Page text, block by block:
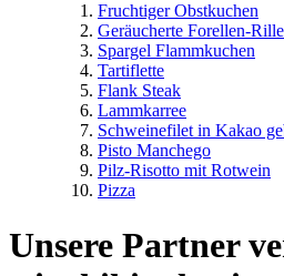
Fruchtiger Obstkuchen
Geräucherte Forellen-
Spargel Flammkuchen
Tartiflette
Flank Steak
Lammkarree
Schweinefilet in Kakao
Pisto Manchego
Pilz-Risotto mit Rotwein
Pizza
Unsere Partner